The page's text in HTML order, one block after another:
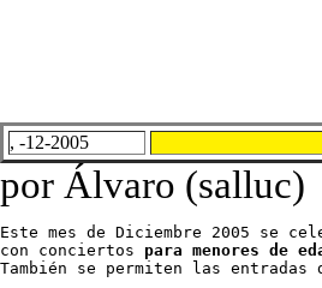
, -12-2005
por Álvaro (salluc)
Este mes de Diciembre 2005 se
con conciertos para menores de
También se permiten las